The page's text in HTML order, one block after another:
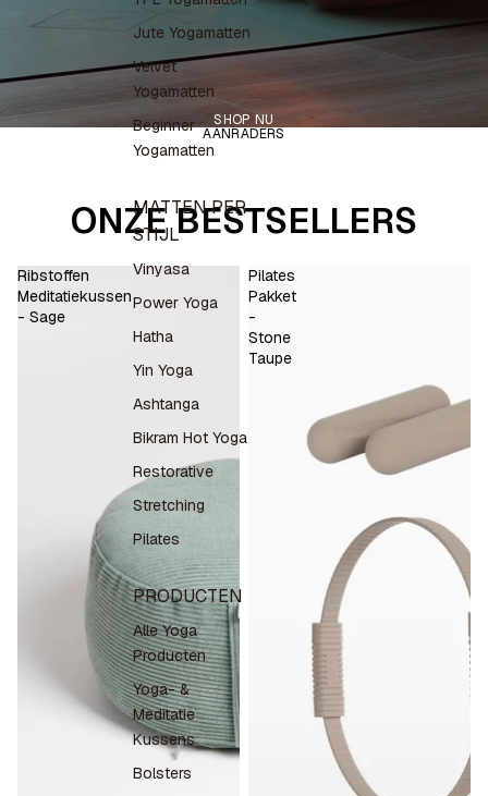
Jute Yogamatten
Velvet
Yogamatten
Beginner
Yogamatten
MATTEN PER
STIJL
Vinyasa
Power Yoga
Hatha
Yin Yoga
Ashtanga
Bikram Hot Yoga
Restorative
Stretching
Pilates
PRODUCTEN
Alle Yoga
Producten
Yoga- &
Meditatie
Kussens
Bolsters
e
SHOP NU
AANRADERS
ONZE BESTSELLERS
Ribstoffen
Meditatiekussen
- Sage
Pilates
Pakket
-
Stone
Taupe